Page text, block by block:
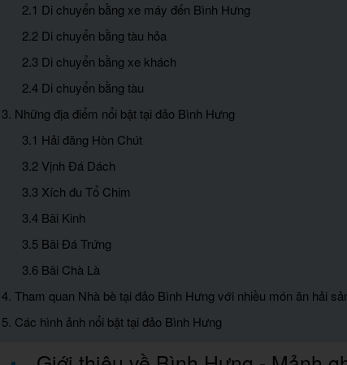
2.1 Di chuyển bằng xe máy đến Bình Hưng
2.2 Di chuyển bằng tàu hỏa
2.3 Di chuyển bằng xe khách
2.4 Di chuyển bằng tàu
3. Những địa điểm nổi bật tại đảo Bình Hưng
3.1 Hải đăng Hòn Chút
3.2 Vịnh Đá Dách
3.3 Xích đu Tổ Chim
3.4 Bãi Kinh
3.5 Bãi Đá Trứng
3.6 Bãi Chà Là
4. Tham quan Nhà bè tại đảo Bình Hưng với nhiều món ăn hải
5. Các hình ảnh nổi bật tại đảo Bình Hưng